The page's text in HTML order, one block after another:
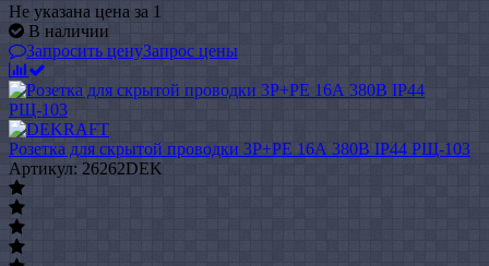
Не указана цена за 1
В наличии
Запросить ценуЗапрос цены
Розетка для скрытой проводки 3Р+РЕ 16А 380В IP44 РЩ-103
Артикул: 26262DEK